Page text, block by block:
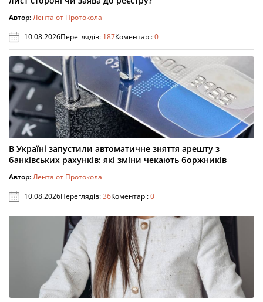
Автор:Лента от Протокола
10.08.2026Переглядів: 187Коментарі:0
В Україні запустили автоматичне зняття арешту з
банківських рахунків: які зміни чекають боржників
Автор:Лента от Протокола
10.08.2026Переглядів:36Коментарі:0